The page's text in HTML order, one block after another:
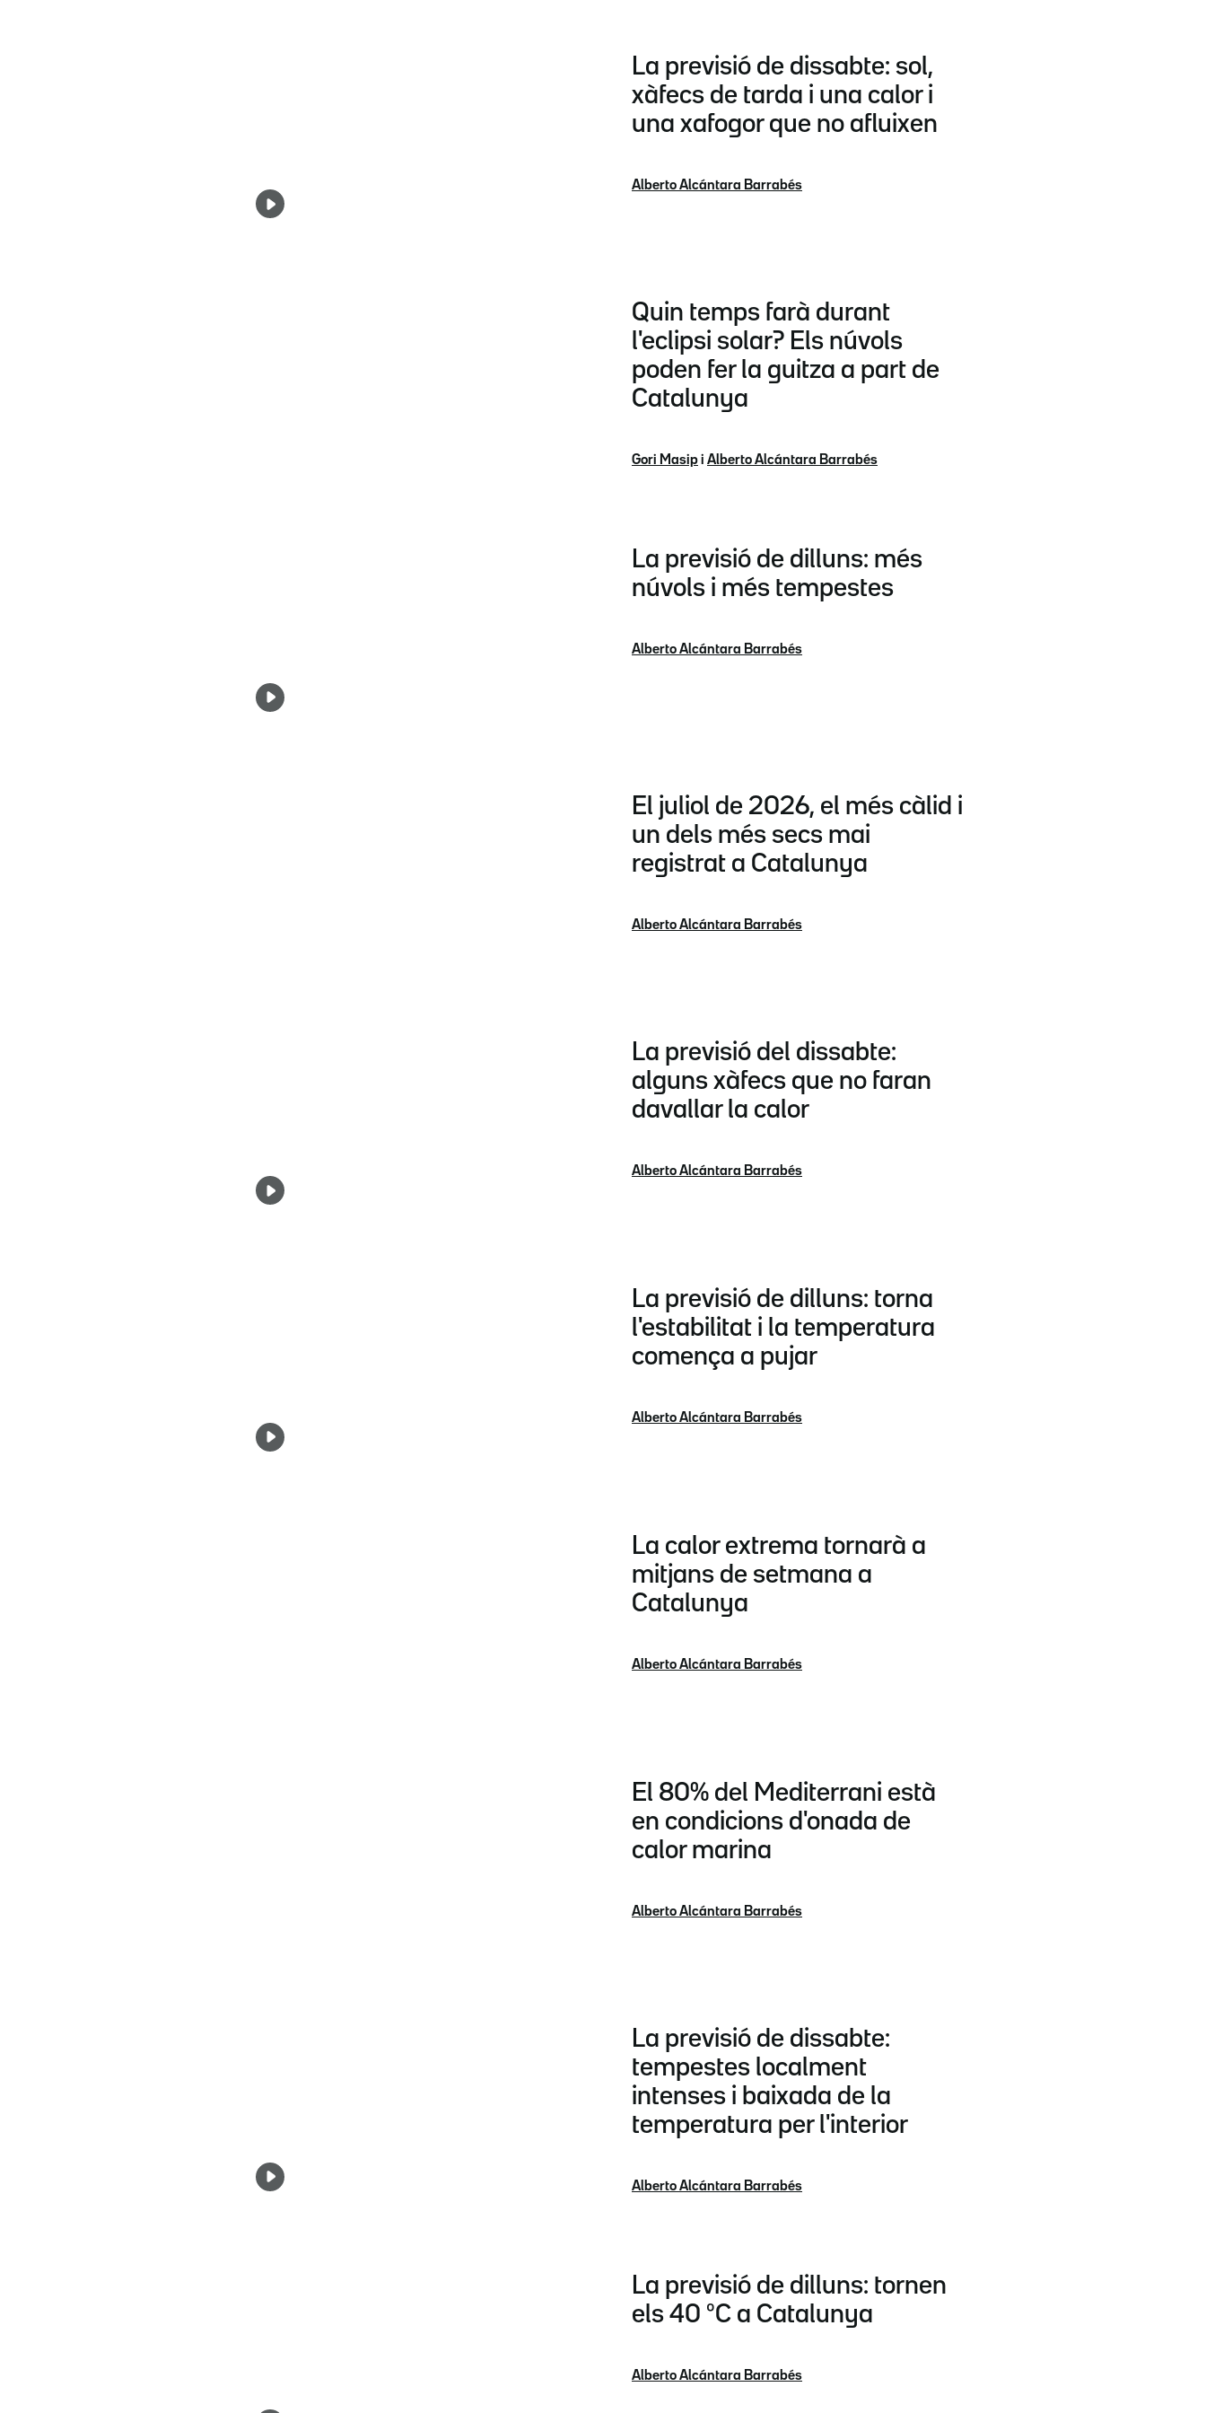
La previsió de dissabte: sol,
xàfecs de tarda i una calor i
una xafogor que no afluixen
Alberto Alcántara Barrabés
Quin temps farà durant
l'eclipsi solar? Els núvols
poden fer la guitza a part de
Catalunya
Gori Masip i Alberto Alcántara Barrabés
La previsió de dilluns: més
núvols i més tempestes
Alberto Alcántara Barrabés
El juliol de 2026, el més càlid i
un dels més secs mai
registrat a Catalunya
Alberto Alcántara Barrabés
La previsió del dissabte:
alguns xàfecs que no faran
davallar la calor
Alberto Alcántara Barrabés
La previsió de dilluns: torna
l'estabilitat i la temperatura
comença a pujar
Alberto Alcántara Barrabés
La calor extrema tornarà a
mitjans de setmana a
Catalunya
Alberto Alcántara Barrabés
El 80% del Mediterrani està
en condicions d'onada de
calor marina
Alberto Alcántara Barrabés
La previsió de dissabte:
tempestes localment
intenses i baixada de la
temperatura per l'interior
Alberto Alcántara Barrabés
La previsió de dilluns: tornen
els 40 ºC a Catalunya
Alberto Alcántara Barrabés